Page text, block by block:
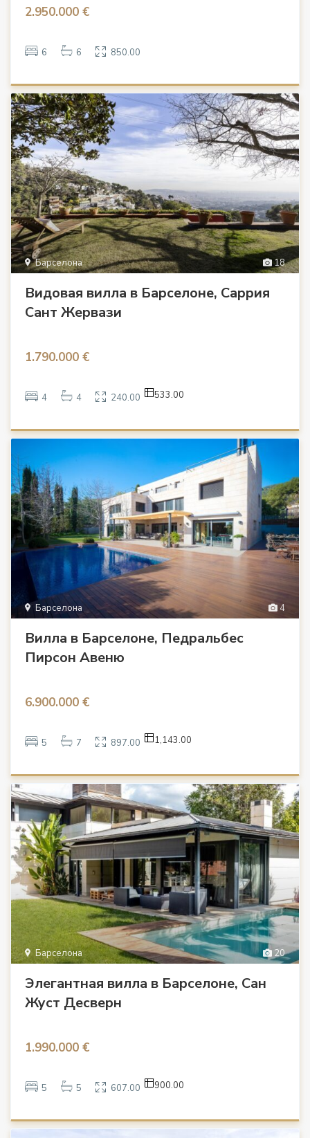
2.950.000 €
6 6 850.00
18
Барселона
Видовая вилла в Барселоне, Саррия
Сант Жервази
1.790.000 €
4 4 240.00 533.00
4
Барселона
Вилла в Барселоне, Педральбес
Пирсон Авеню
6.900.000 €
5 7 897.00 1,143.00
20
Барселона
Элегантная вилла в Барселоне, Сан
Жуст Десверн
1.990.000 €
5 5 607.00 900.00